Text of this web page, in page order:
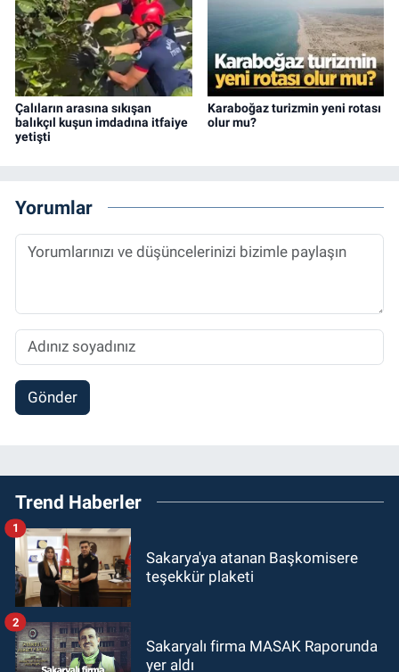
Çalıların arasına sıkışan
balıkçıl kuşun imdadına itfaiye
yetişti
Karaboğaz turizmin yeni rotası
olur mu?
Yorumlar
Gönder
Trend Haberler
Sakarya'ya atanan Başkomisere
teşekkür plaketi
1
Sakaryalı firma MASAK Raporunda
yer aldı
2